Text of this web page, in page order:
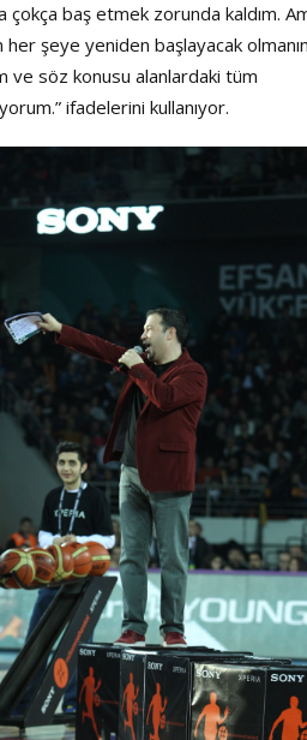
baş etmek zorunda kaldım.
şeye yeniden başlayacak olmanın
ve söz konusu alanlardaki tüm
ifadelerini kullanıyor.